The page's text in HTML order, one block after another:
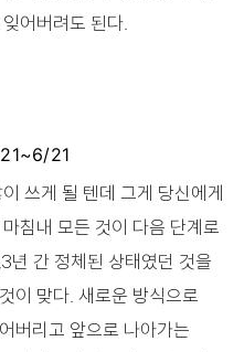
어버려도 된다.
21
쓰게 될 텐데 그게 당신에게
침내 모든 것이 다음 단계로
년 간 정체된 상태였던 것을
이 맞다. 새로운 방식으로
버리고 앞으로 나아가는